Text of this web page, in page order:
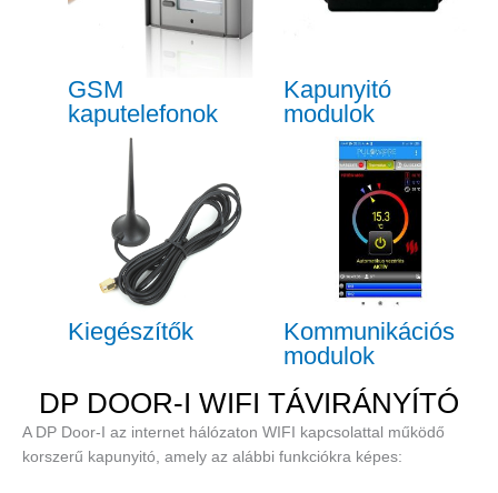
GSM
kaputelefonok
Kapunyitó
modulok
Kiegészítők
Kommunikációs
modulok
DP DOOR-I WIFI TÁVIRÁNYÍTÓ
A DP Door-I az internet hálózaton WIFI kapcsolattal működő
korszerű kapunyitó, amely az alábbi funkciókra képes: